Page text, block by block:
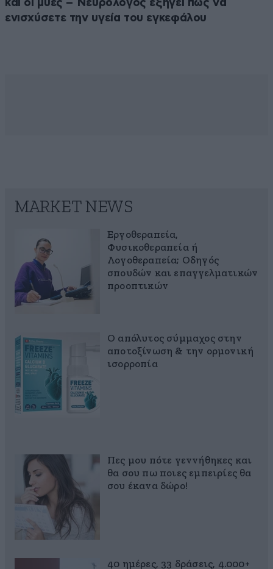
και οι μύες – Νευρολόγος εξηγεί πώς να
ενισχύσετε την υγεία του εγκεφάλου
MARKET NEWS
Εργοθεραπεία,
Φυσικοθεραπεία ή
Λογοθεραπεία; Οδηγός
σπουδών και επαγγελματικών
προοπτικών
Ο απόλυτος σύμμαχος στην
αποτοξίνωση & την ορμονική
ισορροπία
Πες μου πότε γεννήθηκες και
θα σου πω ποιες εμπειρίες θα
σου έκανα δώρο!
40 ημέρες, 33 δράσεις, 4.000+